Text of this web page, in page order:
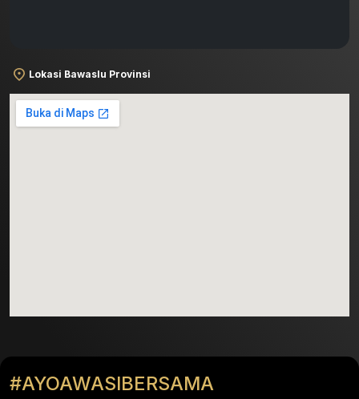
Lokasi Bawaslu Provinsi
#AYOAWASIBERSAMA